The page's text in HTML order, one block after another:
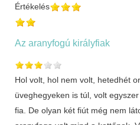
Értékelés
Az aranyfogú királyfiak
Hol volt, hol nem volt, hetedhét
üveghegyeken is túl, volt
fia. De olyan két fiút még nem